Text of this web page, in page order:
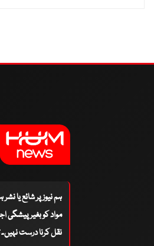
ہم نیوز پر شائع یا
مواد کو بغیر
نقل کرنا درست نہیں۔